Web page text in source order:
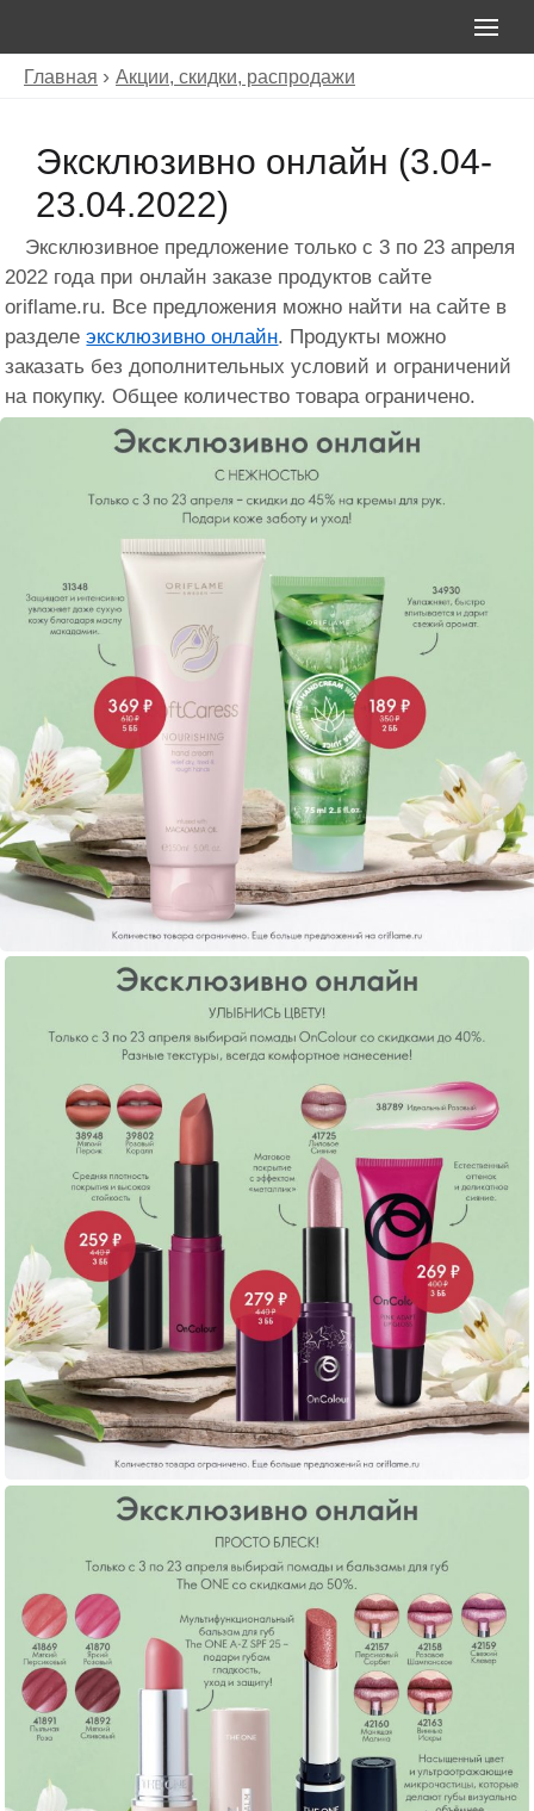
Главная Акции, скидки, распродажи
Эксклюзивно онлайн (3.04-
23.04.2022)
Эксклюзивное предложение только с 3 по 23 апреля
2022 года при онлайн заказе продуктов сайте
oriflame.ru. Все предложения можно найти на сайте в
разделеэксклюзивно онлайн. Продукты можно
заказать без дополнительных условий и ограничений
на покупку. Общее количество товара ограничено.